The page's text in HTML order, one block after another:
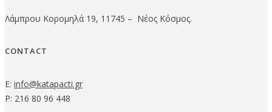
Λάμπρου Κορομηλά 19, 11745 – Νέος Κόσμος.
CONTACT
E: info@katapacti.gr
P: 216 80 96 448